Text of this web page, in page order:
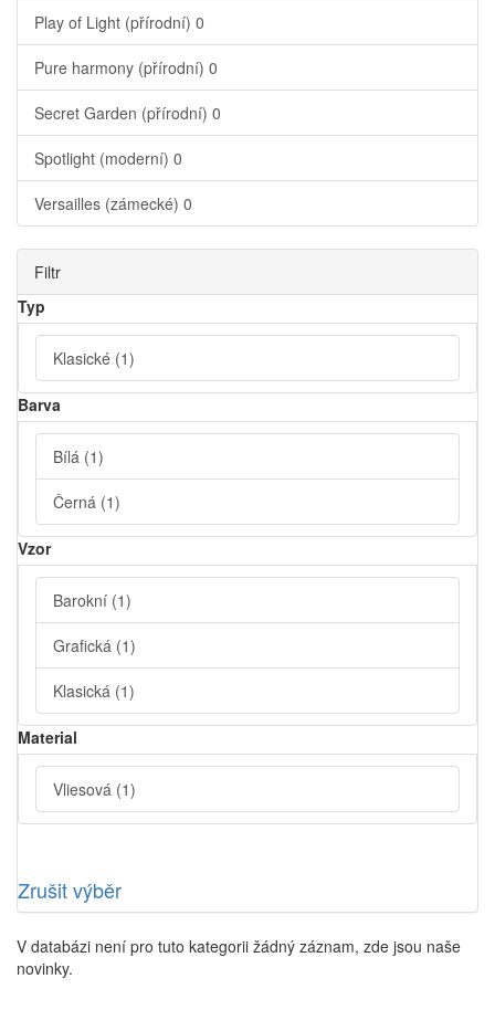
Play of Light (přírodní) 0
Pure harmony (přírodní) 0
Secret Garden (přírodní) 0
Spotlight (moderní) 0
Versailles (zámecké) 0
Filtr
Typ
Klasické (1)
Barva
Bílá (1)
Černá (1)
Vzor
Barokní (1)
Grafická (1)
Klasická (1)
Material
Vliesová (1)
Zrušit výběr
V databázi není pro tuto kategorii žádný záznam, zde jsou naše
novinky.